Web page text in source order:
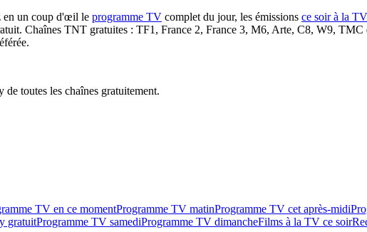
en un coup d'œil le programme TV complet du jour, les émissions ce soir à la TV
Chaînes TNT gratuites : TF1, France 2, France 3, M6, Arte, C8, W9, TMC
toutes les chaînes gratuitement.
TV en ce momentProgramme TV matinProgramme TV cet après-midi
gratuitProgramme TV samediProgramme TV dimancheFilms à la TV ce soir